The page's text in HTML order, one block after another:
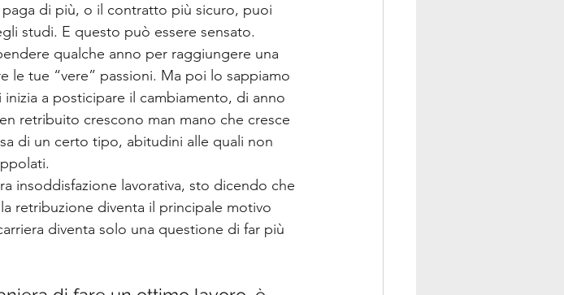
di più, o il contratto più sicuro, puoi
studi. E questo può essere sensato.
qualche anno per raggiungere una
le tue “vere” passioni. Ma poi lo sappiamo
a posticipare il cambiamento, di anno
retribuito crescono man mano che cresce
di un certo tipo, abitudini alle quali non
insoddisfazione lavorativa, sto dicendo che
retribuzione diventa il principale motivo
diventa solo una questione di far più